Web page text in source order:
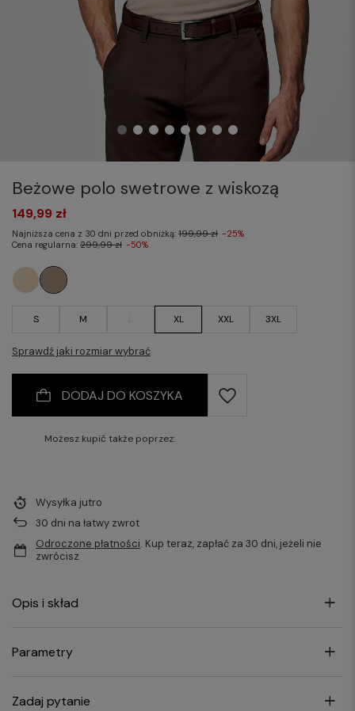
Beżowe polo swetrowe z wiskozą
S M XL XXL 3XL
Sprawdź jaki rozmiar wybrać
149,99 zł
Najniższa cena z 30 dni przed obniżką: 199,99 zł -25%
Cena regularna: 299,99 zł -50%
DODAJ DO KOSZYKA
Możesz kupić także poprzez:
Wysyłka jutro
30 dni na łatwy zwrot
Odroczone płatności. Kup teraz, zapłać za 30 dni, jeżeli nie
zwrócisz
Opis i skład
Parametry
Zadaj pytanie